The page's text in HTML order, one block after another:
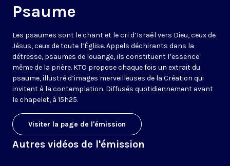
Psaume
Les psaumes sont le chant et le cri d’Israël vers Dieu, ceux de
Jésus, ceux de toute l’Église. Appels déchirants dans la
détresse, psaumes de louange, ils constituent l’essence
même de la prière. KTO propose chaque fois un extrait du
psaume, illustré d’images merveilleuses de la Création qui
invitent à la contemplation. Diffusés quotidiennement avant
le chapelet, à 15h25.
Visiter la page de l'émission
Autres vidéos de l'émission